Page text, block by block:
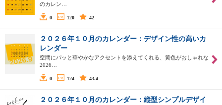
のカレン…
0 120 42
２０２６年１０月のカレンダー：デザイン性の高いカ
レンダー
空間にパッと華やかなアクセントを添えてくれる、黄色がおしゃれな
2026…
0 124 43.4
２０２６年１０月のカレンダー：縦型シンプルデザイ